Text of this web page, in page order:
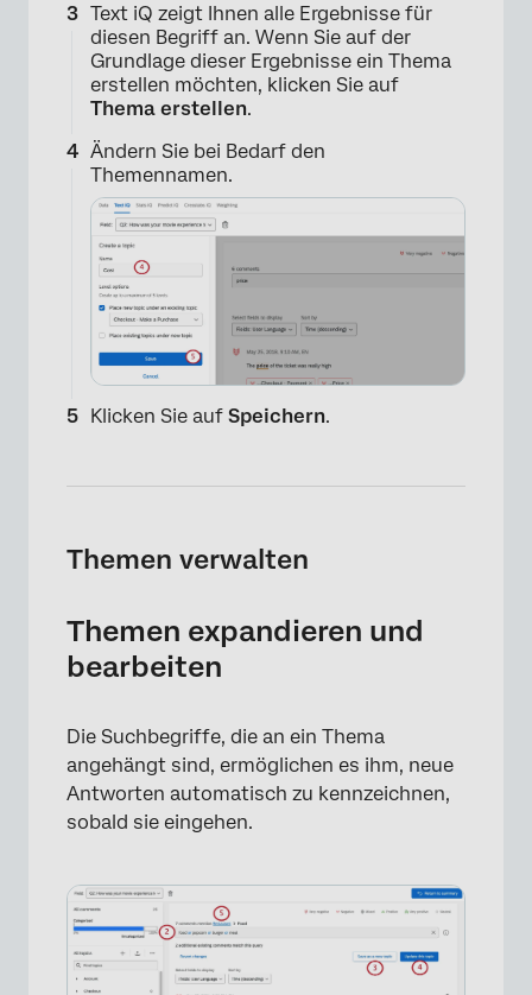
Text iQ zeigt Ihnen alle Ergebnisse für
diesen Begriff an. Wenn Sie auf der
Grundlage dieser Ergebnisse ein Thema
erstellen möchten, klicken Sie auf
Thema erstellen.
Ändern Sie bei Bedarf den
Themennamen.
Klicken Sie auf Speichern.
Themen verwalten
Themen expandieren und
bearbeiten
Die Suchbegriffe, die an ein Thema
angehängt sind, ermöglichen es ihm, neue
Antworten automatisch zu kennzeichnen,
sobald sie eingehen.